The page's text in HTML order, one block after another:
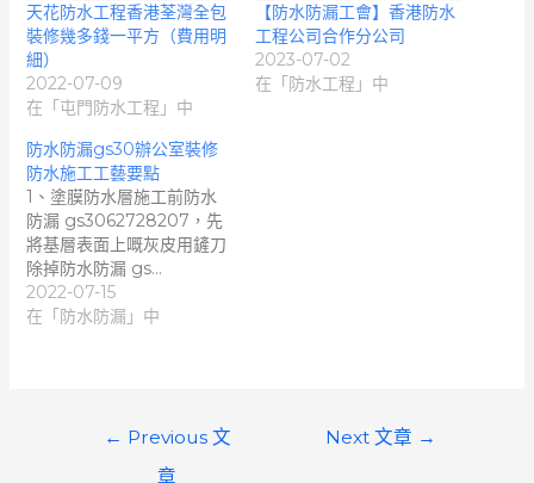
天花防水工程香港荃灣全包
裝修幾多錢一平方（費用明
細）
2022-07-09
在「屯門防水工程」中
【防水防漏工會】香港防水
工程公司合作分公司
2023-07-02
在「防水工程」中
防水防漏gs30辦公室裝修
防水施工工藝要點
1、塗膜防水層施工前防水
防漏 gs3062728207，先
將基層表面上嘅灰皮用鏟刀
除掉防水防漏 gs…
2022-07-15
在「防水防漏」中
← Previous 文
章
Next 文章 →